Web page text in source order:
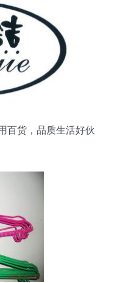
百货，品质生活好伙